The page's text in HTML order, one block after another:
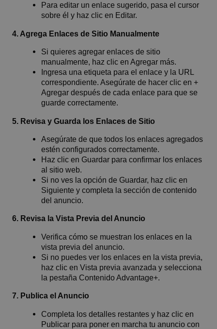
Para editar un enlace sugerido, pasa el cursor
sobre él y haz clic en Editar.
4. Agrega Enlaces de Sitio Manualmente
Si quieres agregar enlaces de sitio
manualmente, haz clic en Agregar más.
Ingresa una etiqueta para el enlace y la URL
correspondiente. Asegúrate de hacer clic en +
Agregar después de cada enlace para que se
guarde correctamente.
5. Revisa y Guarda los Enlaces de Sitio
Asegúrate de que todos los enlaces agregados
estén configurados correctamente.
Haz clic en Guardar para confirmar los enlaces
al sitio web.
Si no ves la opción de Guardar, haz clic en
Siguiente y completa la sección de contenido
del anuncio.
6. Revisa la Vista Previa del Anuncio
Verifica cómo se muestran los enlaces en la
vista previa del anuncio.
Si no puedes ver los enlaces en la vista previa,
haz clic en Vista previa avanzada y selecciona
la pestaña Contenido Advantage+.
7. Publica el Anuncio
Completa los detalles restantes y haz clic en
Publicar para poner en marcha tu anuncio con